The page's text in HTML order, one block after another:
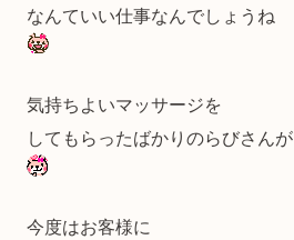
なんていい仕事なんでしょうね
気持ちよいマッサージを
してもらったばかりのらびさんが
今度はお客様に